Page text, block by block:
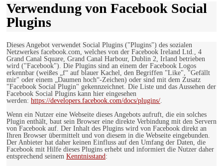
Verwendung von Facebook Social
Plugins
Dieses Angebot verwendet Social Plugins ("Plugins") des sozialen
Netzwerkes facebook.com, welches von der Facebook Ireland Ltd., 4
Grand Canal Square, Grand Canal Harbour, Dublin 2, Irland betrieben
wird ("Facebook"). Die Plugins sind an einem der Facebook Logos
erkennbar (weißes „f“ auf blauer Kachel, den Begriffen "Like", "Gefällt
mir" oder einem „Daumen hoch“-Zeichen) oder sind mit dem Zusatz
"Facebook Social Plugin" gekennzeichnet. Die Liste und das Aussehen der
Facebook Social Plugins kann hier eingesehen
werden: https://developers.facebook.com/docs/plugins/.
Wenn ein Nutzer eine Webseite dieses Angebots aufruft, die ein solches
Plugin enthält, baut sein Browser eine direkte Verbindung mit den Servern
von Facebook auf. Der Inhalt des Plugins wird von Facebook direkt an
Ihren Browser übermittelt und von diesem in die Webseite eingebunden.
Der Anbieter hat daher keinen Einfluss auf den Umfang der Daten, die
Facebook mit Hilfe dieses Plugins erhebt und informiert die Nutzer daher
entsprechend seinem Kenntnisstand: